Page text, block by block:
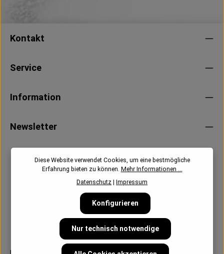
Kontakt
Service
Information
Newsletter
Diese Website verwendet Cookies, um eine bestmögliche
Erfahrung bieten zu können. Mehr Informationen ...
Datenschutz
Impressum
Nur technisch notwendige
Konfigurieren